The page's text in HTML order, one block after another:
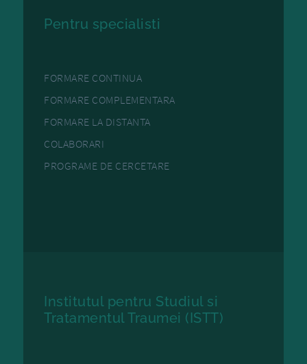
Pentru specialisti
FORMARE CONTINUA
FORMARE COMPLEMENTARA
FORMARE LA DISTANTA
COLABORARI
PROGRAME DE CERCETARE
Institutul pentru Studiul si
Tratamentul Traumei (ISTT)